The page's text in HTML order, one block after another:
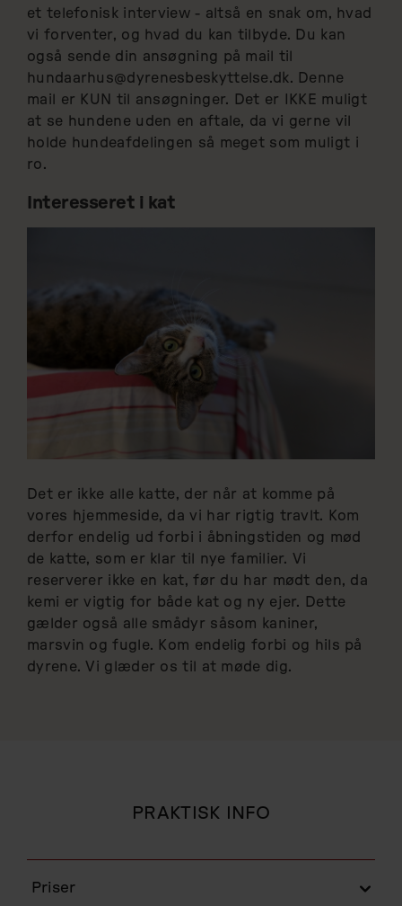
et telefonisk interview - altså en snak om, hvad
vi forventer, og hvad du kan tilbyde. Du kan
også sende din ansøgning på mail til
hundaarhus@dyrenesbeskyttelse.dk. Denne
mail er KUN til ansøgninger. Det er IKKE muligt
at se hundene uden en aftale, da vi gerne vil
holde hundeafdelingen så meget som muligt i
ro.
Interesseret i kat
Det er ikke alle katte, der når at komme på
vores hjemmeside, da vi har rigtig travlt. Kom
derfor endelig ud forbi i åbningstiden og mød
de katte, som er klar til nye familier. Vi
reserverer ikke en kat, før du har mødt den, da
kemi er vigtig for både kat og ny ejer. Dette
gælder også alle smådyr såsom kaniner,
marsvin og fugle. Kom endelig forbi og hils på
dyrene. Vi glæder os til at møde dig.
PRAKTISK INFO
Priser